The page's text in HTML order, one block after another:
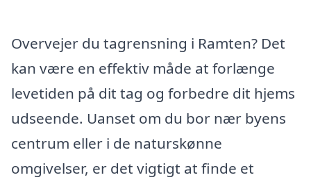
Overvejer du tagrensning i Ramten? Det
kan være en effektiv måde at forlænge
levetiden på dit tag og forbedre dit hjems
udseende. Uanset om du bor nær byens
centrum eller i de naturskønne
omgivelser, er det vigtigt at finde et